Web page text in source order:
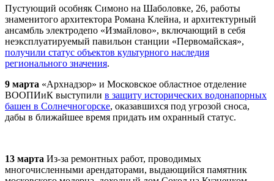
Пустующий особняк Симоно на Шаболовке, 26, работы
знаменитого архитектора Романа Клейна, и архитектурный
ансамбль электродепо «Измайлово», включающий в себя
неэксплуатируемый павильон станции «Первомайская»,
получили статус объектов культурного наследия
регионального значения.
9 марта «Архнадзор» и Московское областное отделение
ВООПИиК выступили в защиту исторических водонапорных
башен в Солнечногорске, оказавшихся под угрозой сноса,
дабы в ближайшее время придать им охранный статус.
13 марта Из-за ремонтных работ, проводимых
многочисленными арендаторами, выдающийся памятник